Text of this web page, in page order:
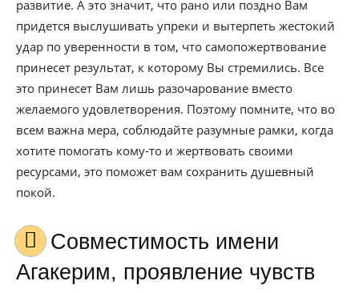
развитие. А это значит, что рано или поздно Вам
придется выслушивать упреки и вытерпеть жестокий
удар по уверенности в том, что самопожертвование
принесет результат, к которому Вы стремились. Все
это принесет Вам лишь разочарование вместо
желаемого удовлетворения. Поэтому помните, что во
всем важна мера, соблюдайте разумные рамки, когда
хотите помогать кому-то и жертвовать своими
ресурсами, это поможет вам сохранить душевный
покой.
Совместимость имени
Агакерим, проявление чувств